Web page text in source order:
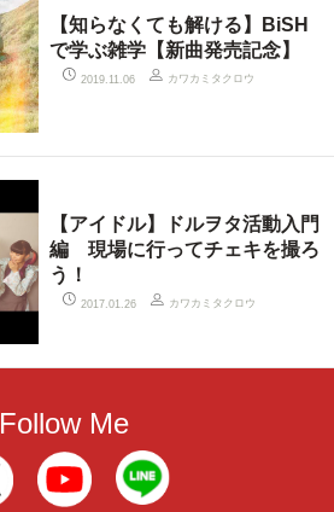
【知らなくても解ける】BiSH
で学ぶ雑学【新曲発売記念】
2019.11.06 カワカミタクロウ
【アイドル】ドルヲタ活動入門
編 現場に行ってチェキを撮ろ
う！
2017.01.26 カワカミタクロウ
Follow Me